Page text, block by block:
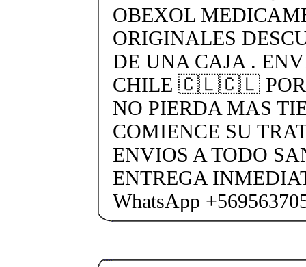
OBEXOL
ORIGINALES
DE UNA CAJA .
CHILE 🇨🇱🇨🇱 POR
NO PIERDA MAS
COMIENCE SU
ENVIOS A TODO
ENTREGA
WhatsApp